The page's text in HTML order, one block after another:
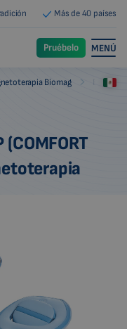
Más de 40 países
Pruébelo MENÚ
Biomag Equipos